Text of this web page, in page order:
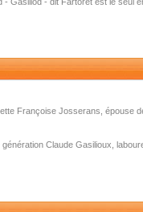
Françoise Josserans, épouse
Claude Gasilioux,